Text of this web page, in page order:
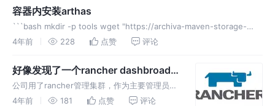
入实施。 有一个问题是，这个服务器是之前忘
容器内安装arthas
```bash mkdir -p tools wget "https://archiva-maven-storage-
prod.oss-cn-beijing.aliyuncs.com/reposito
4年前 228 点赞 评论
好像发现了一个rancher dashbroad的
bug
公司用了rancher管理集群，作为主要管理员，
我经常要在不通的集群之间切换，就发现了一个
4年前 181 点赞 评论